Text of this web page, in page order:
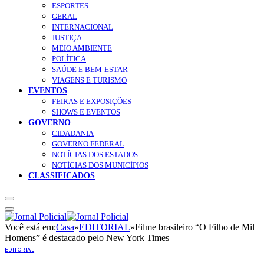
ESPORTES
GERAL
INTERNACIONAL
JUSTIÇA
MEIO AMBIENTE
POLÍTICA
SAÚDE E BEM-ESTAR
VIAGENS E TURISMO
EVENTOS
FEIRAS E EXPOSIÇÕES
SHOWS E EVENTOS
GOVERNO
CIDADANIA
GOVERNO FEDERAL
NOTÍCIAS DOS ESTADOS
NOTÍCIAS DOS MUNICÍPIOS
CLASSIFICADOS
Você está em:Casa»EDITORIAL»Filme brasileiro “O Filho de Mil
Homens” é destacado pelo New York Times
EDITORIAL